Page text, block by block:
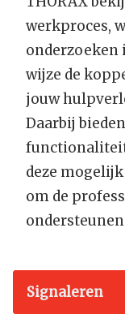
werkproces,
onderzoeken
wijze de
jouw
Daarbij
deze
om de
Signaleren